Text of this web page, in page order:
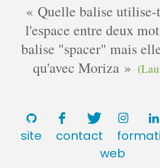
Quelle balise
l'espace entre deux
balise "spacer" mais
qu'avec Moriza
site
contact
web